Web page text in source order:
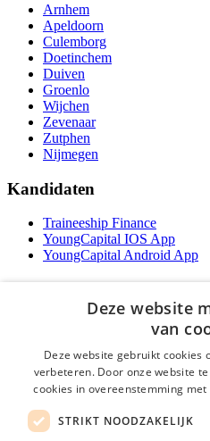
Arnhem
Apeldoorn
Culemborg
Doetinchem
Duiven
Groenlo
Wijchen
Zevenaar
Zutphen
Nijmegen
Kandidaten
Traineeship Finance
YoungCapital IOS App
YoungCapital Android App
Contractvormen
Brochure aanvragen
Vacature aanmelden
Partners
Contact
Deze website
van
Deze website gebruikt cookies
verbeteren. Door onze website
cookies in overeenstemming met
STRIKT NOODZAKELIJK